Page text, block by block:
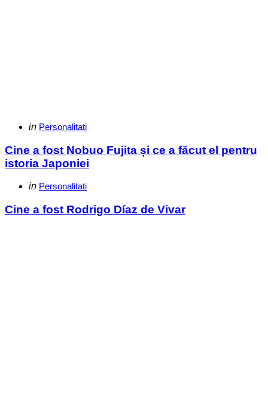
Categories
Posted
in Personalitati
Cine a fost Nobuo Fujita și ce a făcut el pentru
istoria Japoniei
Categories
Posted
in Personalitati
Cine a fost Rodrigo Díaz de Vivar